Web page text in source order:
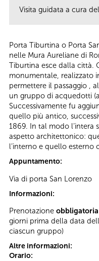
Visita guidata a cura
Porta Tiburtina o Porta
nelle Mura Aureliane di
Tiburtina esce dalla città.
monumentale, realizzato
permettere il passaggio
un gruppo di acquedotti
Successivamente fu
quello più antico,
1869. In tal modo l’intera
aspetto architettonico:
l’interno e quello esterno
Appuntamento:
Via di porta San Lorenzo
Informazioni:
Prenotazione
giorni prima della data
ciascun gruppo)
Altre informazioni:
Orario: